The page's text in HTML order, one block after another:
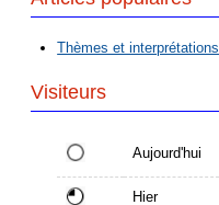
Thèmes et interprétations
Visiteurs
Aujourd'hui
Hier